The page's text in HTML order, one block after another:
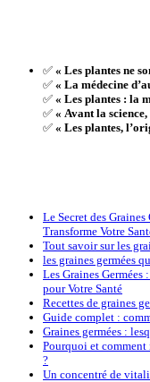
✅ « Les plantes ne
✅ « La médecine
✅ « Les plantes : la
✅ « Avant la
✅ « Les plantes,
Le Secret des
Transforme Votre
Tout savoir sur les
les graines germées
Les Graines
pour Votre Santé
Recettes de graines
Guide complet :
Graines germées :
Pourquoi et comment
?
Un concentré de